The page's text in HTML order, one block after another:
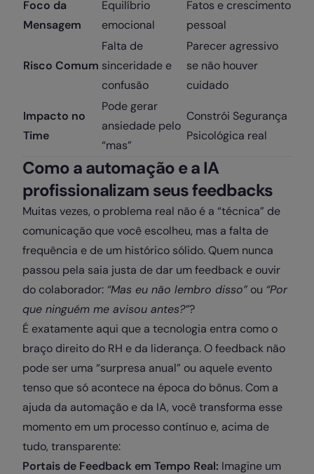
Foco da
Mensagem
Equilíbrio
emocional
Fatos e crescimento
pessoal
Risco Comum
Falta de
sinceridade e
confusão
Parecer agressivo
se não houver
cuidado
Impacto no
Time
Pode gerar
ansiedade pelo
“mas”
Constrói Segurança
Psicológica real
Como a automação e a IA
profissionalizam seus feedbacks
Muitas vezes, o problema real não é a “técnica” de
comunicação que você escolheu, mas a falta de
frequência e de um histórico sólido. Quem nunca
passou pela saia justa de dar um feedback e ouvir
do colaborador: “Mas eu não lembro disso” ou “Por
que ninguém me avisou antes?”?
É exatamente aqui que a tecnologia entra como o
braço direito do RH e da liderança. O feedback não
pode ser uma “surpresa anual” ou aquele evento
tenso que só acontece na época do bônus. Com a
ajuda da automação e da IA, você transforma esse
momento em um processo contínuo e, acima de
tudo, transparente:
Portais de Feedback em Tempo Real: Imagine um